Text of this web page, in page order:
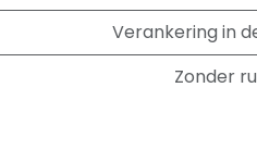
Verankering in
Zonder